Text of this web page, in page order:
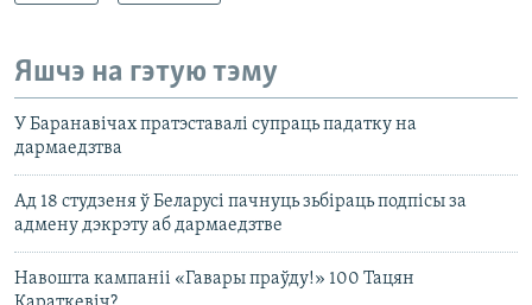
Яшчэ на гэтую тэму
У Баранавічах пратэставалі супраць падатку на
дармаедзтва
Ад 18 студзеня ў Беларусі пачнуць зьбіраць подпісы за
адмену дэкрэту аб дармаедзтве
Навошта кампаніі «Гавары праўду!» 100 Тацян